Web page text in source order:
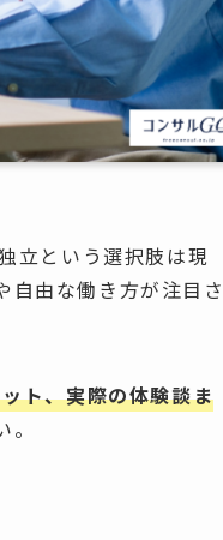
立という選択肢は現
自由な働き方が注目
ト、実際の体験談ま